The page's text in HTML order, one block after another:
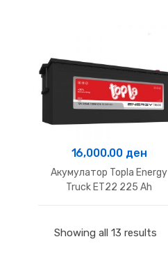
16,000.00 ден
Акумулатор Topla Energy
Truck ET22 225 Ah
Showing all 13 results